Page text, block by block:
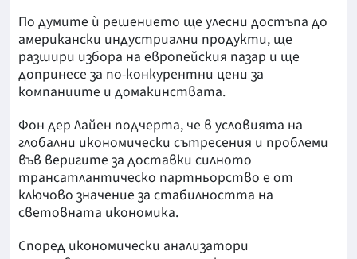
По думите ѝ решението ще улесни достъпа до
американски индустриални продукти, ще
разшири избора на европейския пазар и ще
допринесе за по-конкурентни цени за
компаниите и домакинствата.
Фон дер Лайен подчерта, че в условията на
глобални икономически сътресения и проблеми
във веригите за доставки силното
трансатлантическо партньорство е от
ключово значение за стабилността на
световната икономика.
Според икономически анализатори